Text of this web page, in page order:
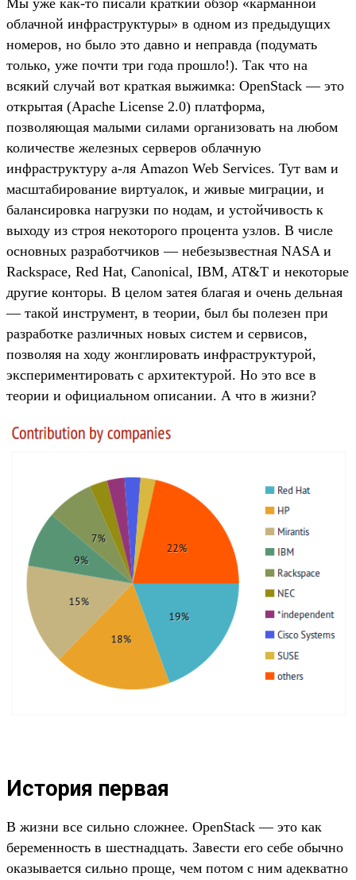
облачной инфраструктуры» в одном из предыдущих
номеров, но было это давно и неправда (подумать
только, уже почти три года прошло!). Так что на
всякий случай вот краткая выжимка: OpenStack — это
открытая (Apache License 2.0) платформа,
позволяющая малыми силами организовать на любом
количестве железных серверов облачную
инфраструктуру а-ля Amazon Web Services. Тут вам и
масштабирование виртуалок, и живые миграции, и
балансировка нагрузки по нодам, и устойчивость к
выходу из строя некоторого процента узлов. В числе
основных разработчиков — небезызвестная NASA и
Rackspace, Red Hat, Canonical, IBM, AT&T и некоторые
другие конторы. В целом затея благая и очень дельная
— такой инструмент, в теории, был бы полезен при
разработке различных новых систем и сервисов,
позволяя на ходу жонглировать инфраструктурой,
экспериментировать с архитектурой. Но это все в
теории и официальном описании. А что в жизни?
История первая
В жизни все сильно сложнее. OpenStack — это как
беременность в шестнадцать. Завести его себе обычно
оказывается сильно проще, чем потом с ним адекватно